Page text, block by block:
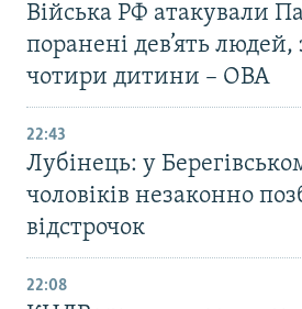
Війська РФ атакували
поранені дев’ять
чотири дитини – ОВА
22:43
Лубінець: у
чоловіків незаконно
відстрочок
22:08